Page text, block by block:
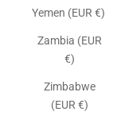
Yemen (EUR €)
Zambia (EUR
€)
Zimbabwe
(EUR €)